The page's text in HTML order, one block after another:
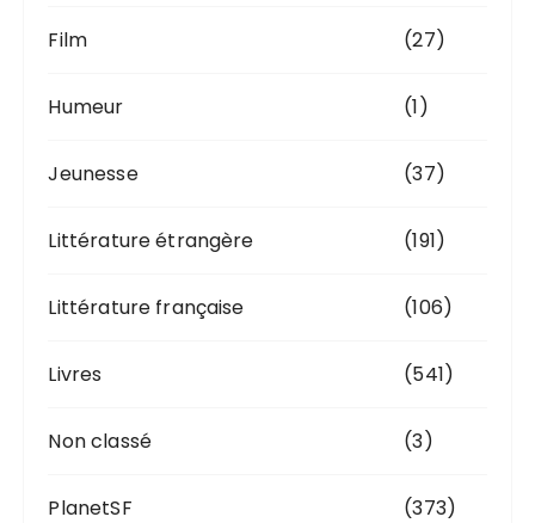
Film (27)
Humeur (1)
Jeunesse (37)
Littérature étrangère (191)
Littérature française (106)
Livres (541)
Non classé (3)
PlanetSF (373)